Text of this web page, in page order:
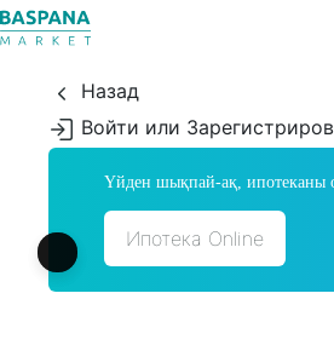
Назад
Войти или
Үйден шықпай-ақ, ипотеканы
Ипотека Online